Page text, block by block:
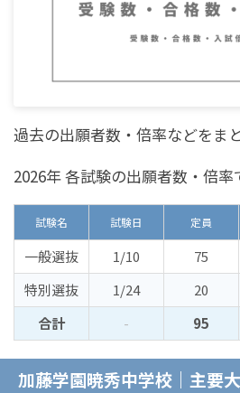
過去の出願者数・倍率などをま
2026年 各試験の出願者数・倍率
試験名 試験日 定員
一般選抜 1/10 75
特別選抜
1/24 20
合計
- 95
加藤学園暁秀中学校｜主要